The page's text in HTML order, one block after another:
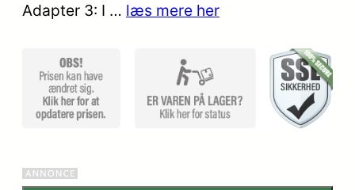
Adapter 3: I … læs mere her